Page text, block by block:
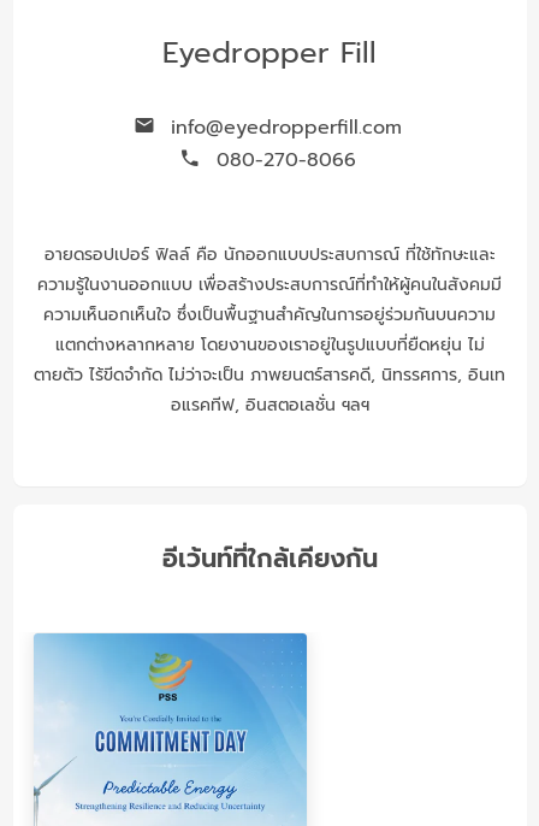
Eyedropper Fill
info@eyedropperfill.com
080-270-8066
อายดรอปเปอร์ ฟิลล์ คือ นักออกแบบประสบการณ์ ที่ใช้ทักษะและ
ความรู้ในงานออกแบบ เพื่อสร้างประสบการณ์ที่ทำให้ผู้คนในสังคมมี
ความเห็นอกเห็นใจ ซึ่งเป็นพื้นฐานสำคัญในการอยู่ร่วมกันบนความ
แตกต่างหลากหลาย โดยงานของเราอยู่ในรูปแบบที่ยืดหยุ่น ไม่
ตายตัว ไร้ขีดจำกัด ไม่ว่าจะเป็น ภาพยนตร์สารคดี, นิทรรศการ, อินเท
อแรคทีฟ, อินสตอเลชั่น ฯลฯ
อีเว้นท์ที่ใกล้เคียงกัน